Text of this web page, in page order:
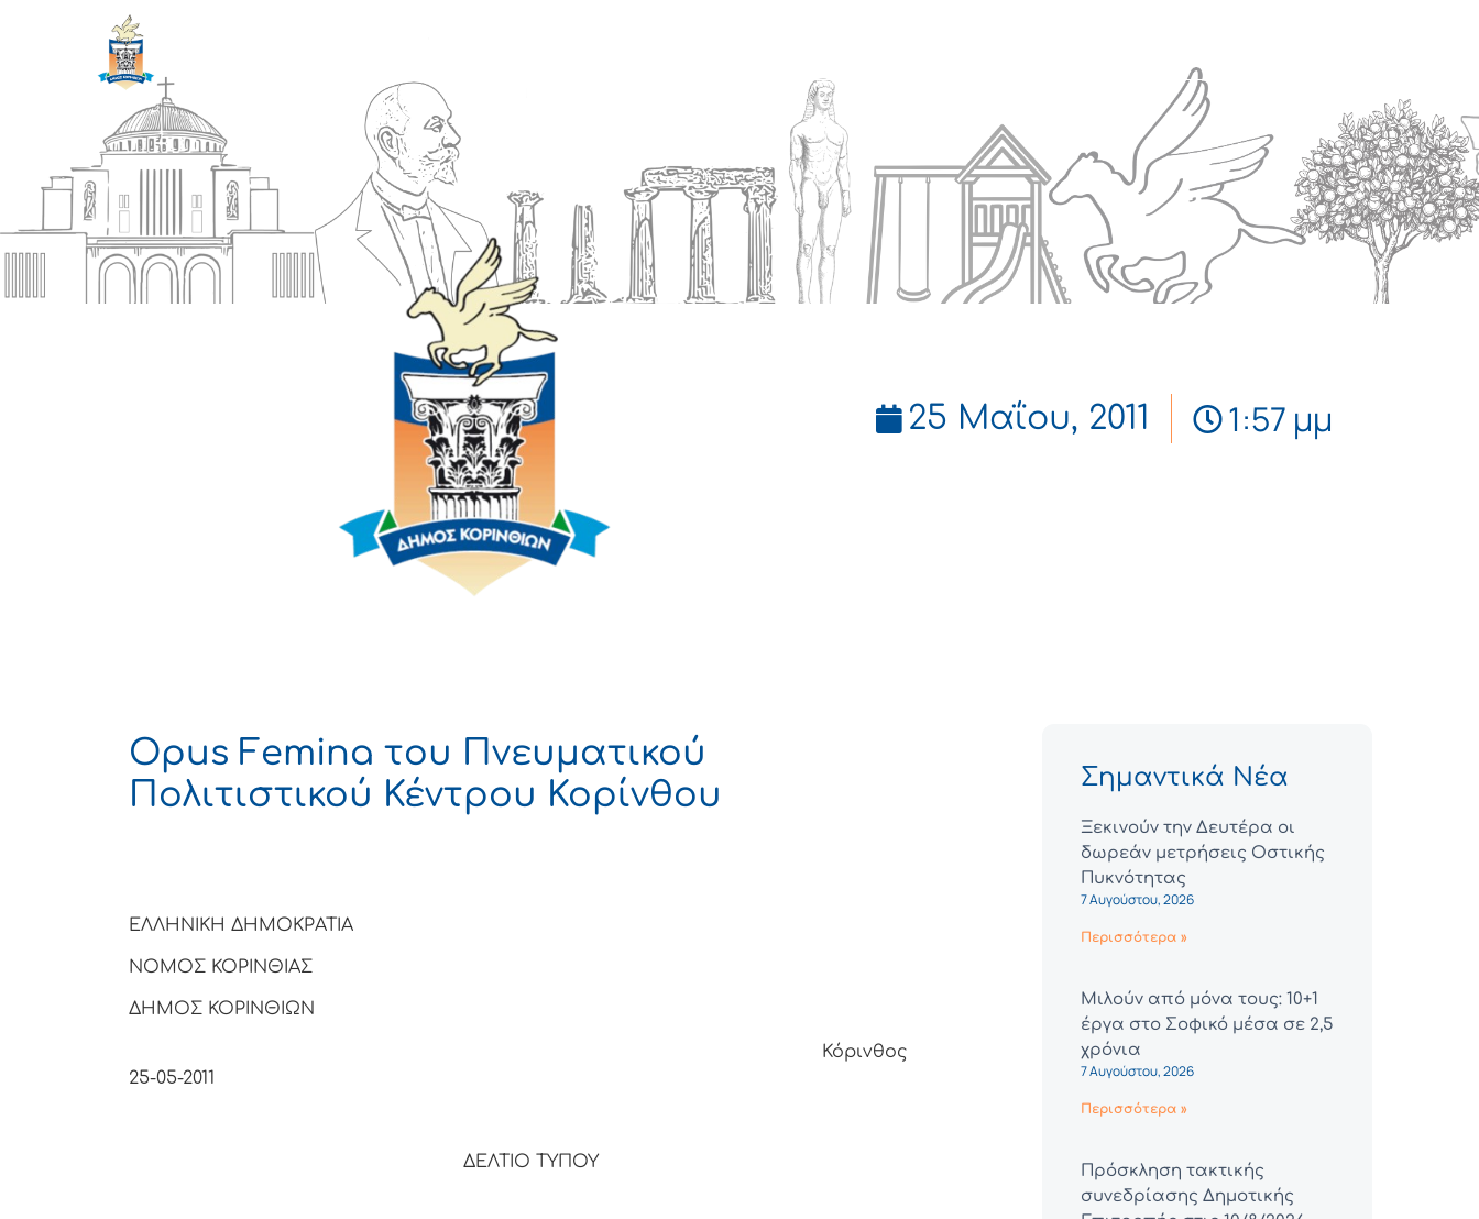
25 Μαΐου, 2011 1:57 μμ
Opus Femina του Πνευματικού
Πολιτιστικού Κέντρου Κορίνθου
ΕΛΛΗΝΙΚΗ ΔΗΜΟΚΡΑΤΙΑ
ΝΟΜΟΣ ΚΟΡΙΝΘΙΑΣ
ΔΗΜΟΣ ΚΟΡΙΝΘΙΩΝ
Κόρινθος
25-05-2011
ΔΕΛΤΙΟ ΤΥΠΟΥ
Σημαντικά Νέα
Ξεκινούν την Δευτέρα οι
δωρεάν μετρήσεις Οστικής
Πυκνότητας
7 Αυγούστου, 2026
Περισσότερα »
Μιλούν από μόνα τους: 10+1
έργα στο Σοφικό μέσα σε 2,5
χρόνια
7 Αυγούστου, 2026
Περισσότερα »
Πρόσκληση τακτικής
συνεδρίασης Δημοτικής